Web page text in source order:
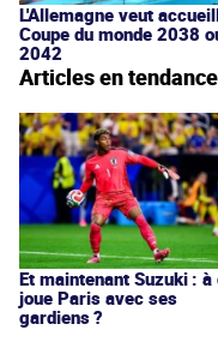
L'Allemagne veut
Coupe du monde 2038
2042
Articles en
Et maintenant Suzuki : à
joue Paris avec ses
gardiens ?